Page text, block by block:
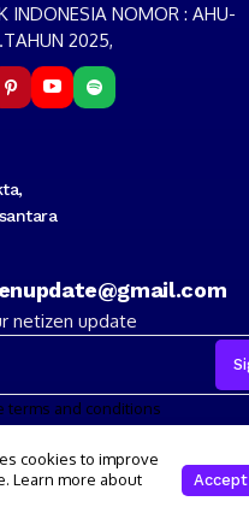
INDONESIA NOMOR : AHU-
2025,
netizen update
terms and conditions
2024 Netizenupdate.com
cookies to improve
Learn more about
Accept